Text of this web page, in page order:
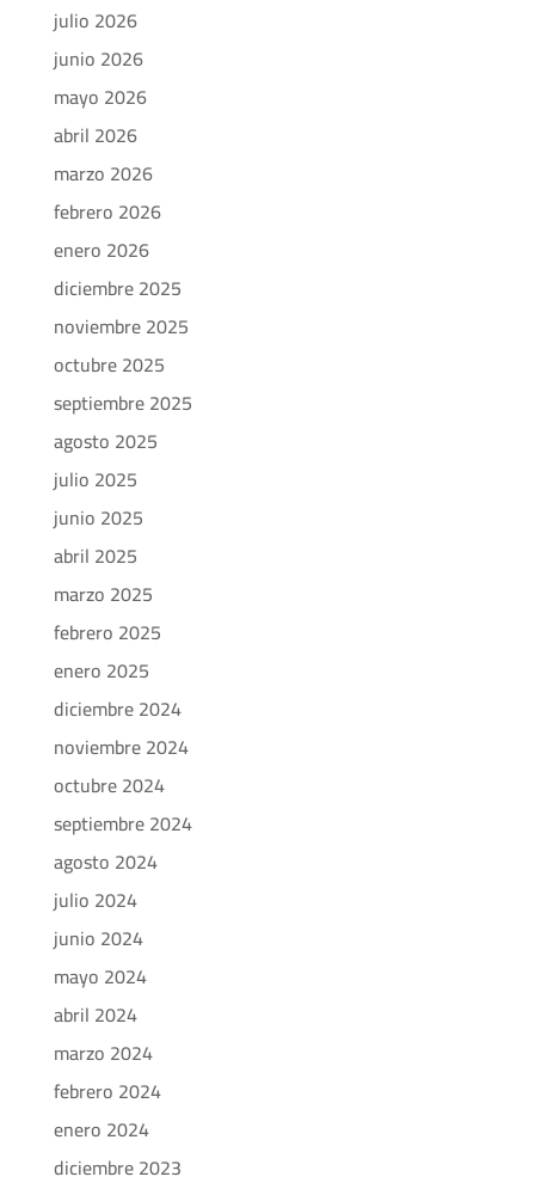
julio 2026
junio 2026
mayo 2026
abril 2026
marzo 2026
febrero 2026
enero 2026
diciembre 2025
noviembre 2025
octubre 2025
septiembre 2025
agosto 2025
julio 2025
junio 2025
abril 2025
marzo 2025
febrero 2025
enero 2025
diciembre 2024
noviembre 2024
octubre 2024
septiembre 2024
agosto 2024
julio 2024
junio 2024
mayo 2024
abril 2024
marzo 2024
febrero 2024
enero 2024
diciembre 2023